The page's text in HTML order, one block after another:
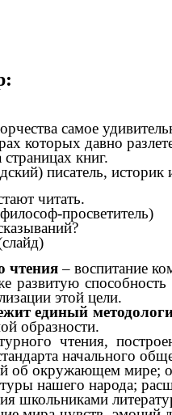
самое
которых давно
книг.
писатель,
читать.
просветитель)
чтения– воспитание
развитую
этой цели.
единый
образности.
чтения,
начального
об окружающем мире;
нашего народа;
школьниками